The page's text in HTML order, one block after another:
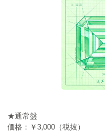
★通常盤
価格：￥3,000（税抜）